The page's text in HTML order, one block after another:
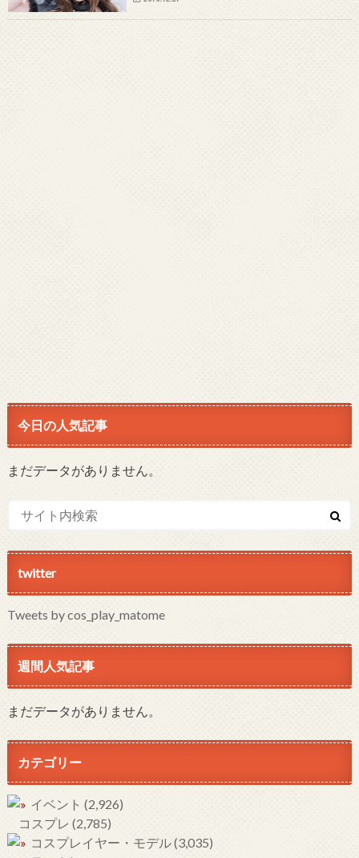
今日の人気記事
まだデータがありません。
twitter
Tweets by cos_play_matome
週間人気記事
まだデータがありません。
カテゴリー
イベント (2,926)
コスプレ (2,785)
コスプレイヤー・モデル(3,035)